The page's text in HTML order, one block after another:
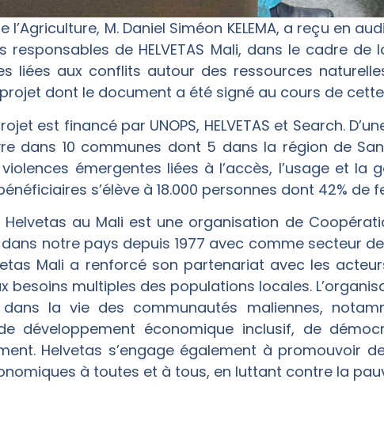
l’Agriculture, M. Daniel Siméon KELEMA, a reçu en
responsables de HELVETAS Mali, dans le cadre
liées aux conflits autour des ressources
projet dont le document a été signé au cours de
est financé par UNOPS, HELVETAS et Search.
dans 10 communes dont 5 dans la région de
émergentes liées à l’accès, l’usage et la
s’élève à 18.000 personnes dont 42% de
Helvetas au Mali est une organisation de
notre pays depuis 1977 avec comme secteur
Mali a renforcé son partenariat avec les
besoins multiples des populations locales.
la vie des communautés maliennes,
développement économique inclusif, de
Helvetas s’engage également à promouvoir
à toutes et à tous, en luttant contre la